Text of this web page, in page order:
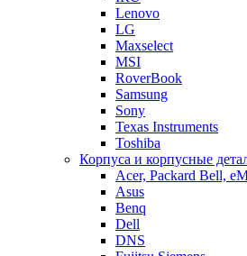
Lenovo
LG
Maxselect
MSI
RoverBook
Samsung
Sony
Texas Instruments
Toshiba
Корпуса и корпусные
Acer, Packard Bell,
Asus
Benq
Dell
DNS